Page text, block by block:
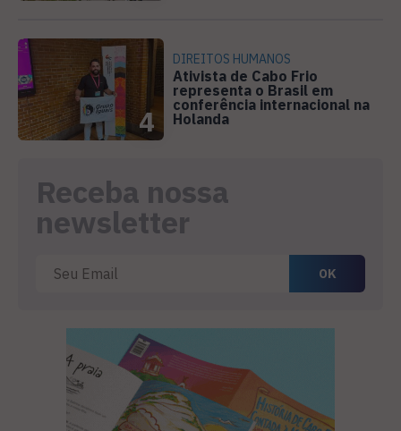
4
DIREITOS HUMANOS
Ativista de Cabo Frio
representa o Brasil em
conferência internacional na
Holanda
Receba nossa
newsletter